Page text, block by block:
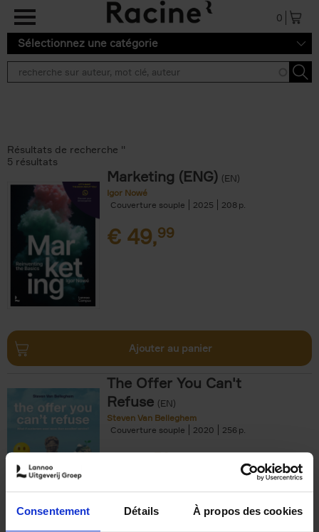
Consentement Détails À propos des cookies
Aller au contenu principal
0
Sélectionnez une catégorie
Résultats de recherche ''
5 résultats
Marketing (ENG) (EN)
Igor Nowé
Couverture souple
2025 208
€ 49,99
Ajouter au panier
The Offer You Can't
Refuse (EN)
Steven Van Belleghem
Couverture souple
2020 256
€37,50